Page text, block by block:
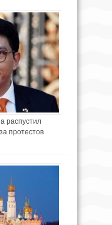
распустил
протестов